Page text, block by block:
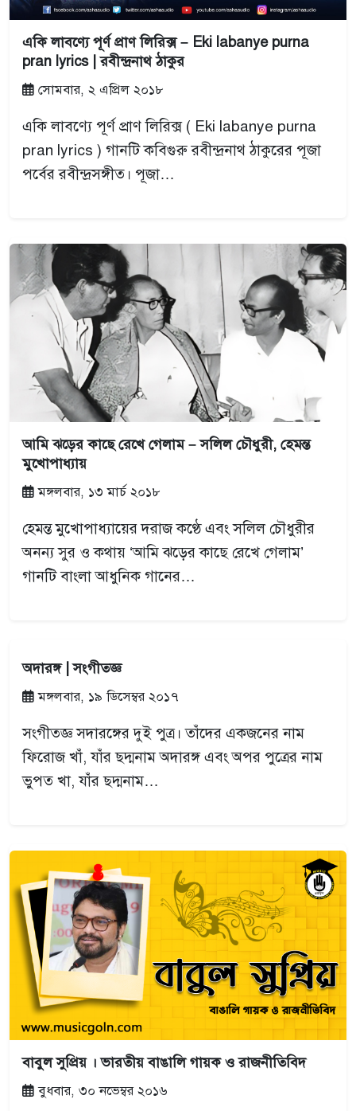
একি লাবণ্যে পূর্ণ প্রাণ লিরিক্স – Eki labanye purna
pran lyrics | রবীন্দ্রনাথ ঠাকুর
সোমবার, ২ এপ্রিল ২০১৮
একি লাবণ্যে পূর্ণ প্রাণ লিরিক্স ( Eki labanye purna
pran lyrics ) গানটি কবিগুরু রবীন্দ্রনাথ ঠাকুরের পূজা
পর্বের রবীন্দ্রসঙ্গীত। পূজা…
আমি ঝড়ের কাছে রেখে গেলাম – সলিল চৌধুরী, হেমন্ত
মুখোপাধ্যায়
মঙ্গলবার, ১৩ মার্চ ২০১৮
হেমন্ত মুখোপাধ্যায়ের দরাজ কণ্ঠে এবং সলিল চৌধুরীর
অনন্য সুর ও কথায় ‘আমি ঝড়ের কাছে রেখে গেলাম’
গানটি বাংলা আধুনিক গানের…
অদারঙ্গ | সংগীতজ্ঞ
মঙ্গলবার, ১৯ ডিসেম্বর ২০১৭
সংগীতজ্ঞ সদারঙ্গের দুই পুত্র। তাঁদের একজনের নাম
ফিরোজ খাঁ, যাঁর ছদ্মনাম অদারঙ্গ এবং অপর পুত্রের নাম
ভুপত খা, যাঁর ছদ্মনাম…
বাবুল সুপ্রিয় । ভারতীয় বাঙালি গায়ক ও রাজনীতিবিদ
বুধবার, ৩০ নভেম্বর ২০১৬